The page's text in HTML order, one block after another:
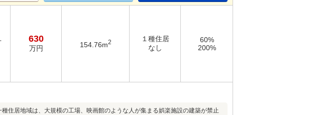
630
万円 154.76m2
１種住居
なし
60%
200%
住居地域は、大規模の工場、映画館のような人が集まる娯楽施設の建築が禁止